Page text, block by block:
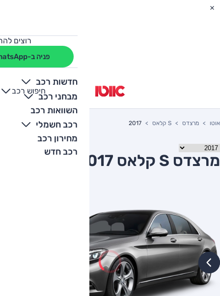
רוצים
פניה ב-WhatsApp
חדשות רכב
מבחני רכב
השוואות רכב
רכב חשמלי
מחירון רכב
רכב חדש
חיפוש רכב
+
-
אוטו מרצדס S קלאס 2017
מרצדס S קלאס 2017 יד שניה